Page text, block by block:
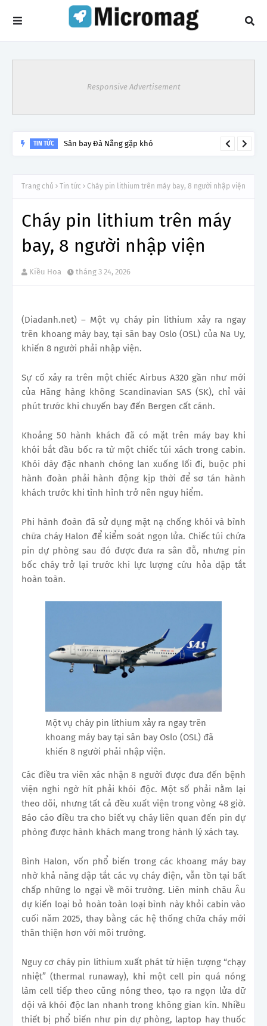
Responsive Advertisement
TIN TỨC Lý do tạm dừng khai thác một số đường bay từ 1/4
Trang chủ Tin tức Cháy pin lithium trên máy bay, 8 người nhập viện
Cháy pin lithium trên máy
bay, 8 người nhập viện
Kiều Hoa tháng 3 24, 2026
(Diadanh.net) – Một vụ cháy pin lithium xảy ra ngay
trên khoang máy bay, tại sân bay Oslo (OSL) của Na Uy,
khiến 8 người phải nhập viện.
Sự cố xảy ra trên một chiếc Airbus A320 gần như mới
của Hãng hàng không Scandinavian SAS (SK), chỉ vài
phút trước khi chuyến bay đến Bergen cất cánh.
Khoảng 50 hành khách đã có mặt trên máy bay khi
khói bắt đầu bốc ra từ một chiếc túi xách trong cabin.
Khói dày đặc nhanh chóng lan xuống lối đi, buộc phi
hành đoàn phải hành động kịp thời để sơ tán hành
khách trước khi tình hình trở nên nguy hiểm.
Phi hành đoàn đã sử dụng mặt nạ chống khói và bình
chữa cháy Halon để kiểm soát ngọn lửa. Chiếc túi chứa
pin dự phòng sau đó được đưa ra sân đỗ, nhưng pin
bốc cháy trở lại trước khi lực lượng cứu hỏa dập tắt
hoàn toàn.
Một vụ cháy pin lithium xảy ra ngay trên
khoang máy bay tại sân bay Oslo (OSL) đã
khiến 8 người phải nhập viện.
Các điều tra viên xác nhận 8 người được đưa đến bệnh
viện nghi ngờ hít phải khói độc. Một số phải nằm lại
theo dõi, nhưng tất cả đều xuất viện trong vòng 48 giờ.
Báo cáo điều tra cho biết vụ cháy liên quan đến pin dự
phòng được hành khách mang trong hành lý xách tay.
Bình Halon, vốn phổ biến trong các khoang máy bay
nhờ khả năng dập tắt các vụ cháy điện, vẫn tồn tại bất
chấp những lo ngại về môi trường. Liên minh châu Âu
dự kiến loại bỏ hoàn toàn loại bình này khỏi cabin vào
cuối năm 2025, thay bằng các hệ thống chữa cháy mới
thân thiện hơn với môi trường.
Nguy cơ cháy pin lithium xuất phát từ hiện tượng “chạy
nhiệt” (thermal runaway), khi một cell pin quá nóng
làm cell tiếp theo cũng nóng theo, tạo ra ngọn lửa dữ
dội và khói độc lan nhanh trong không gian kín. Nhiều
thiết bị phổ biến như pin dự phòng, laptop hay thuốc